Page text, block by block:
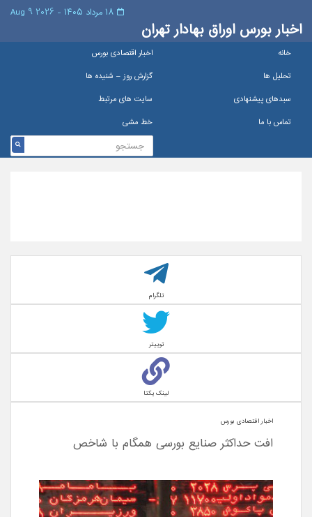
اخبار بورس اوراق بهادار تهران
خانه
اخبار اقتصادی بورس
تحلیل ها
گزارش روز – شنيده ها
سبدهای پیشنهادی
سایت های مرتبط
تماس با ما
خط مشی
تلگرام
توییتر
لینک یکتا
اخبار اقتصادی بورس
افت حداکثر صنایع بورسی همگام با شاخص